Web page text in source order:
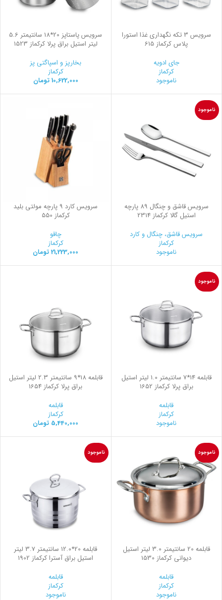
سرويس 3 تكه نگهداری غذا استورا
پلاس کرکماز 615
جای ادویه
کرکماز
ناموجود
سرویس پاستاپز 20*18 سانتیمتر 5.6
لیتر استیل براق پرلا کرکماز 1523
بخارپز و اسپاگتی پز
کرکماز
10,622,000 تومان
ناموجود
سرویس قاشق و چنگال 89 پارچه
استیل گالا کرکماز 2314
سرویس قاشق، چنگال و کارد
کرکماز
ناموجود
سرویس کارد 9 پارچه مولتی بلید
کرکماز 550
چاقو
کرکماز
21,223,000 تومان
ناموجود
قابلمه 14*7 سانتیمتر 1.0 لیتر استیل
براق پرلا کرکماز 1652
قابلمه
کرکماز
ناموجود
قابلمه 18*9 سانتیمتر 2.3 لیتر استیل
براق پرلا کرکماز 1654
قابلمه
کرکماز
5,440,000 تومان
ناموجود
قابلمه 20 سانتیمتر 3.0 لیتر استیل
ديواني کرکماز 1530
قابلمه
کرکماز
ناموجود
ناموجود
قابلمه 20*12.0 سانتیمتر 3.7 لیتر
استیل براق آسترا کرکماز 1902
قابلمه
کرکماز
ناموجود